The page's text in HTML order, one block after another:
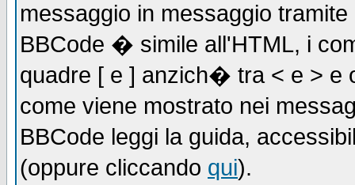
messaggio in messaggio
BBCode � simile all'HTML, i
quadre [ e ] anzich� tra < e > e
come viene mostrato nei
BBCode leggi la guida,
(oppure cliccando qui).